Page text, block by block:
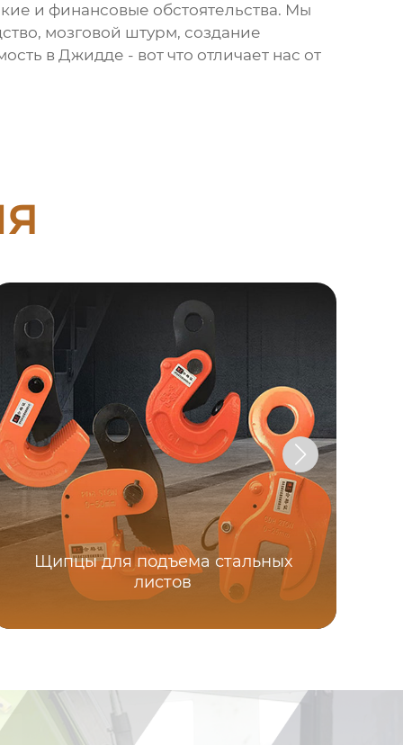
и финансовые обстоятельства. Мы
мозговой штурм, создание
в Джидде - вот что отличает нас от
Щипцы для подъема стальных
листов